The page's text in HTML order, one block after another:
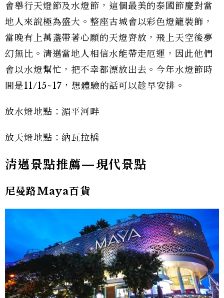
會舉行天燈節及水燈節，這個最美的泰國節慶對當
地人來說極為盛大。整座古城會以彩色燈籠裝飾，
當晚有上萬盞帶著心願的天燈齊放，飛上天空後夢
幻無比。清邁當地人相信水能帶走厄運，因此他們
會以水燈幫忙，把不幸都漂放出去。今年水燈節時
間是11/15~17，想體驗的話可以趁早安排。
放水燈地點：湄平河畔
放天燈地點：納瓦拉橋
清邁景點推薦—現代景點
尼曼路Maya百貨